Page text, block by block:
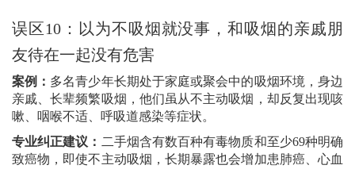
误区10：以为不吸烟就没事，和吸烟的亲戚朋
友待在一起没有危害
案例： 多名青少年长期处于家庭或聚会中的吸烟环境，身边
亲戚、长辈频繁吸烟，他们虽从不主动吸烟，却反复出现咳
嗽、咽喉不适、呼吸道感染等症状。
专业纠正建议： 二手烟含有数百种有毒物质和至少69种明确
致癌物，即使不主动吸烟，长期暴露也会增加患肺癌、心血